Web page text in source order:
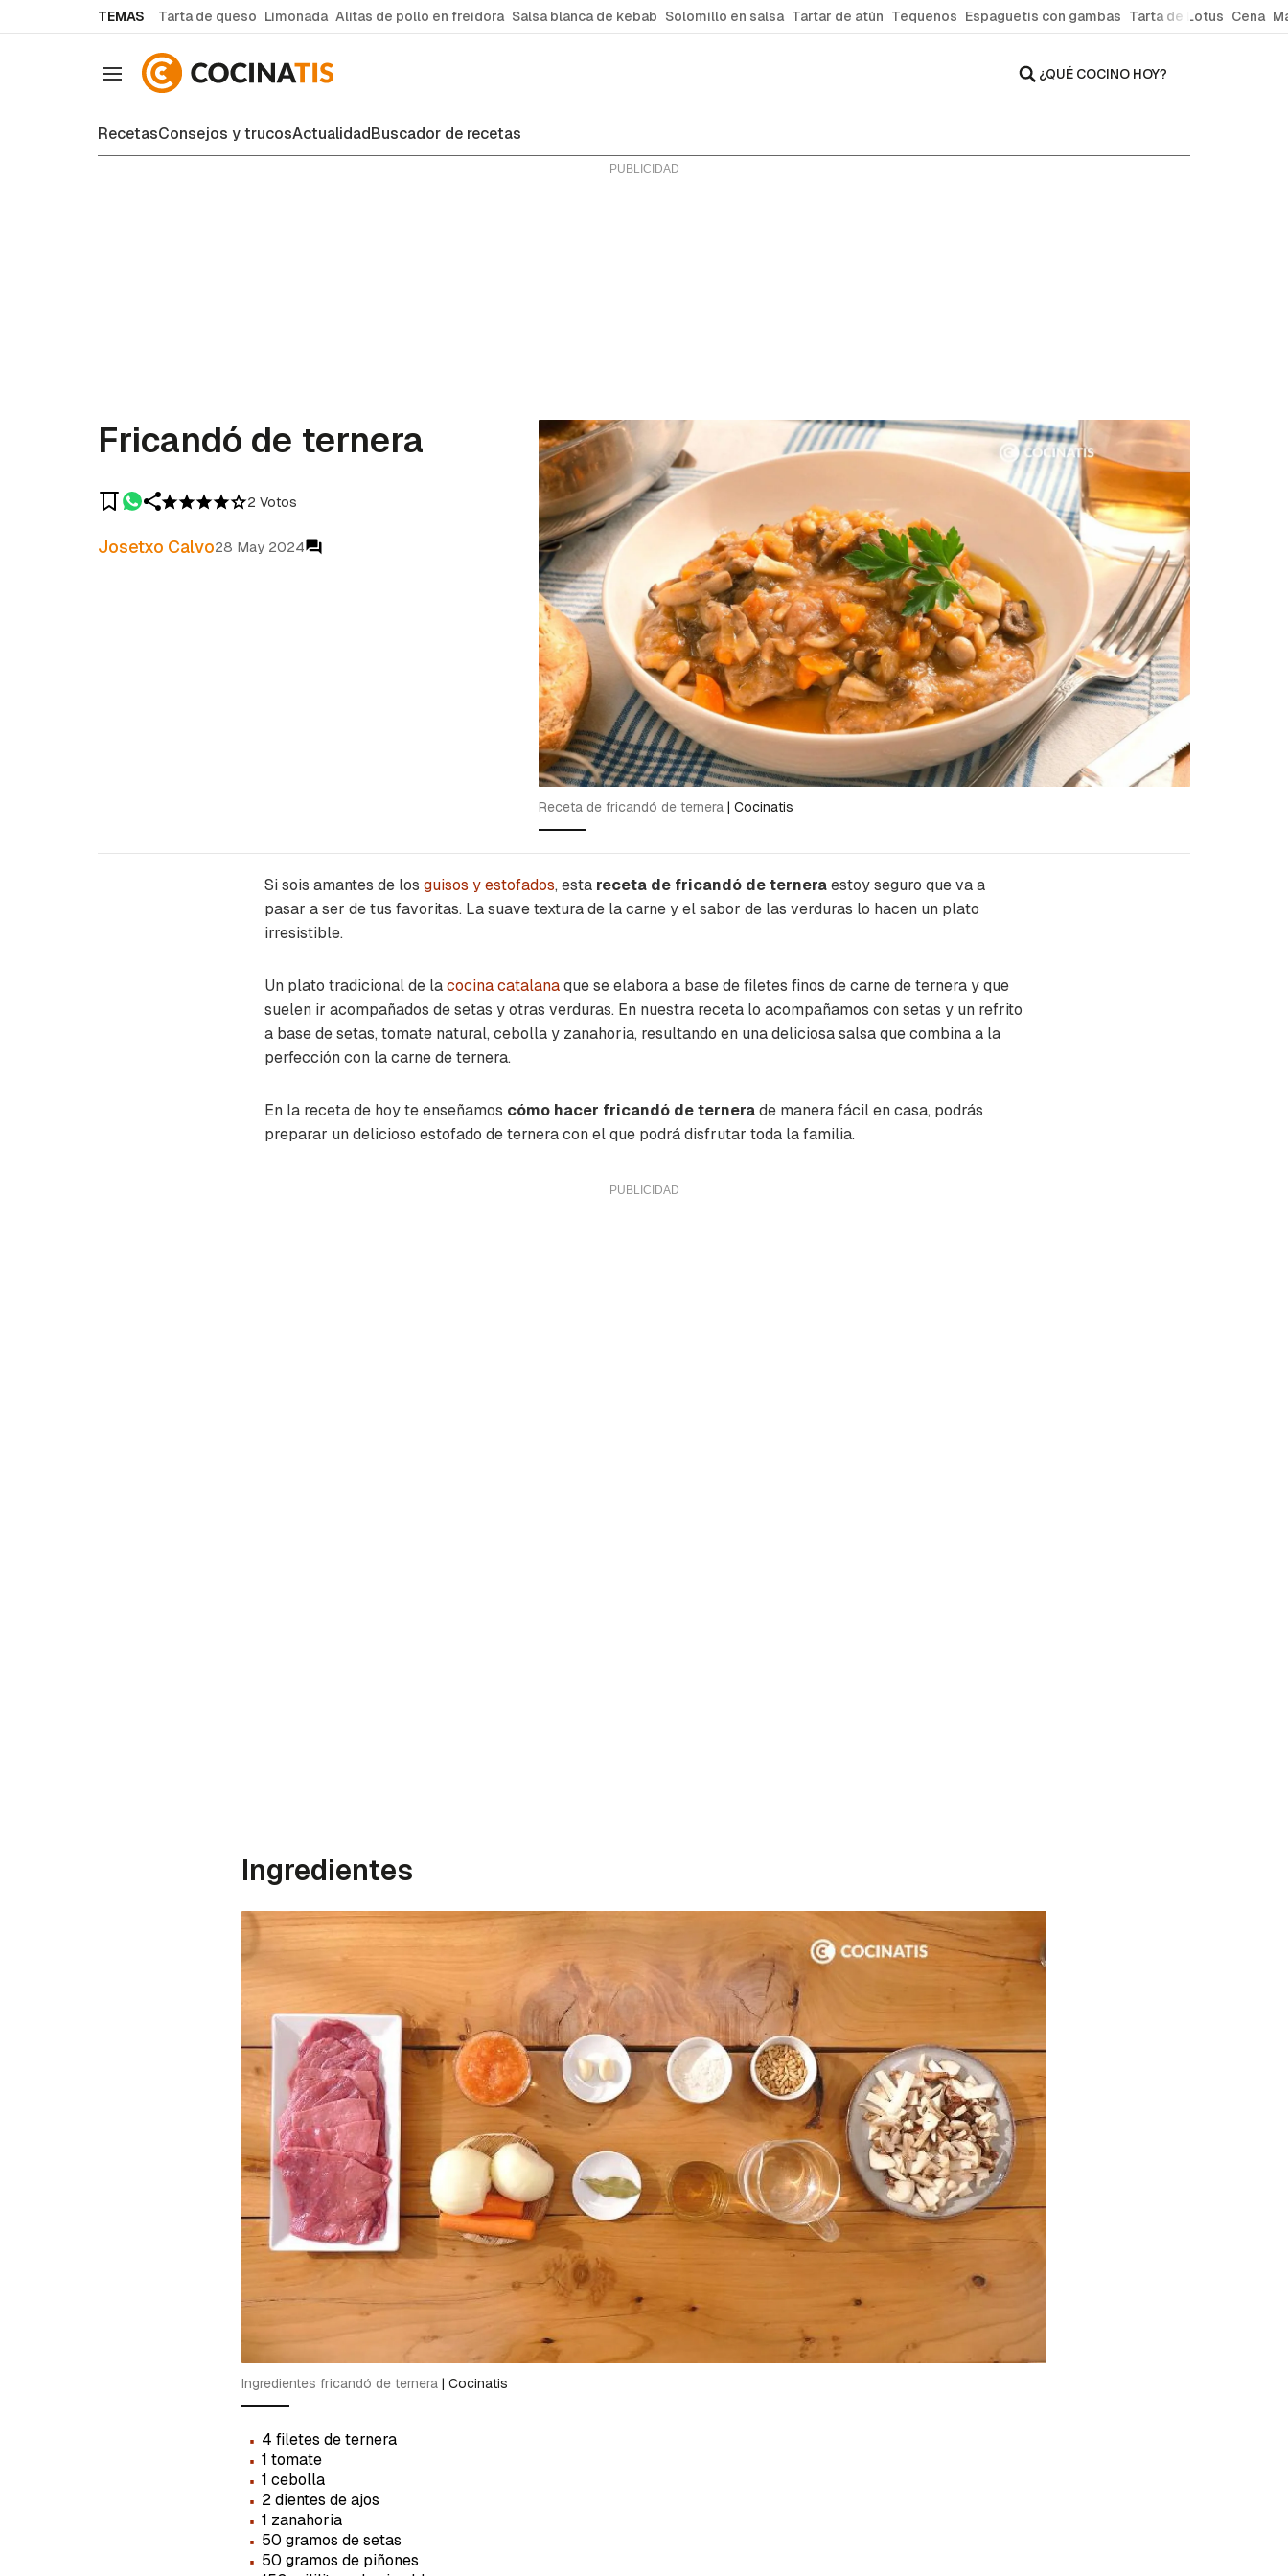
TEMAS Tarta de queso Limonada Alitas de pollo en freidora Salsa blanca de kebab Solomillo en salsa Tartar de atún Tequeños Espaguetis con gambas Tarta de Lotus Cena
Navegación ¿QUÉ COCINO HOY?
RecetasConsejos y trucosActualidadBuscador de recetas
Fricandó de ternera
Guardar como favorito
Para poder guardar como favorito, primero has de iniciar sesión con tu
cuenta de Cocinatis.
INICIAR SESIÓN CANCELAR
2 Votos
Josetxo Calvo28 May 2024
Receta de fricandó de ternera | Cocinatis
Si sois amantes de los guisos y estofados, esta receta de fricandó de terneraestoy seguro que va a
pasar a ser de tus favoritas. La suave textura de la carne y el sabor de las verduras lo hacen un plato
irresistible.
Un plato tradicional de lacocina catalanaque se elabora a base de filetes finos de carne de ternera y que
suelen ir acompañados de setas y otras verduras. En nuestra receta lo acompañamos con setas y un refrito
a base de setas, tomate natural, cebolla y zanahoria, resultando en una deliciosa salsa que combina a la
perfección con la carne de ternera.
En la receta de hoy te enseñamos cómo hacer fricandó de ternerade manera fácil en casa, podrás
preparar un delicioso estofado de ternera con el que podrá disfrutar toda la familia.
Ingredientes
Ingredientes fricandó de ternera | Cocinatis
· 4 filetes de ternera
· 1 tomate
· 1 cebolla
· 2 dientes de ajos
· 1 zanahoria
· 50 gramos de setas
· 50 gramos de piñones
Contenido enviado
Gracias por suscribirte a nuestro boletín.
ACEPTAR